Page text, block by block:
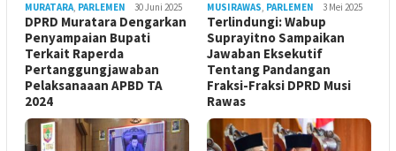
MURATARA, PARLEMEN 30 Juni 2025
DPRD Muratara Dengarkan
Penyampaian Bupati
Terkait Raperda
Pertanggungjawaban
Pelaksanaaan APBD TA
2024
MUSIRAWAS, PARLEMEN 3 Mei 2025
Terlindungi: Wabup
Suprayitno Sampaikan
Jawaban Eksekutif
Tentang Pandangan
Fraksi-Fraksi DPRD Musi
Rawas